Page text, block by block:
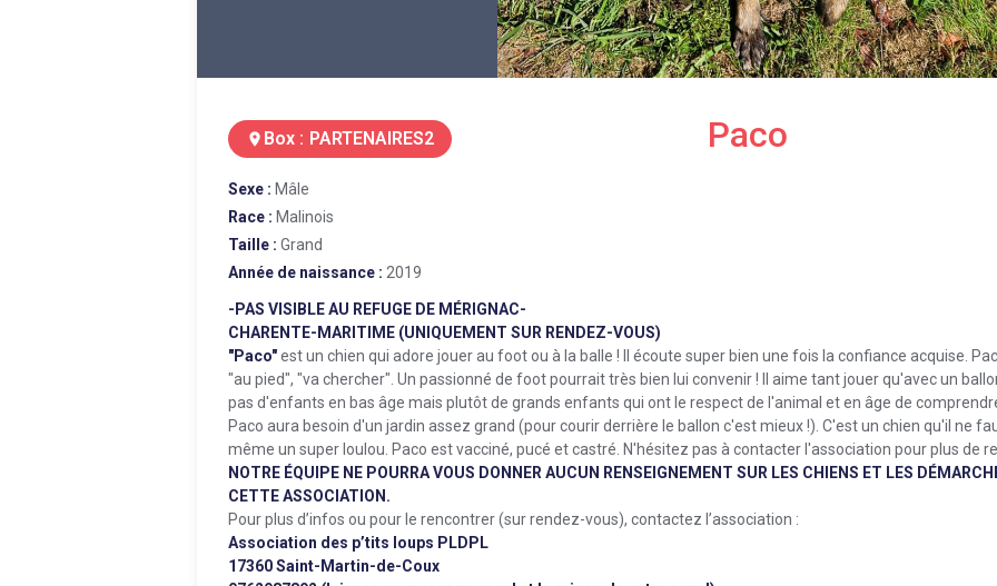
Paco
location_on Box : PARTENAIRES2
Sexe : Mâle
Race : Malinois
Taille : Grand
Année de naissance : 2019
-PAS VISIBLE AU REFUGE DE MÉRIGNAC-
CHARENTE-MARITIME (UNIQUEMENT SUR RENDEZ-VOUS)
"Paco"est un chien qui adore jouer au foot ou à la balle ! Il écoute super bien une fois la confiance acquise.
"au pied", "va chercher". Un passionné de foot pourrait très bien lui convenir ! Il aime tant jouer qu'avec un
pas d'enfants en bas âge mais plutôt de grands enfants qui ont le respect de l'animal et en âge de
Paco aura besoin d'un jardin assez grand (pour courir derrière le ballon c'est mieux !). C'est un chien qu'il ne
même un super loulou. Paco est vacciné, pucé et castré. N'hésitez pas à contacter l'association pour plus de
NOTRE ÉQUIPE NE POURRA VOUS DONNER AUCUN RENSEIGNEMENT SUR LES CHIENS ET LES
CETTE ASSOCIATION.
Pour plus d’infos ou pour le rencontrer (sur rendez-vous), contactez l’association :
Association des p’tits loups PLDPL
17360 Saint-Martin-de-Coux